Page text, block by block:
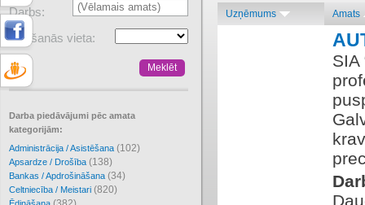
Darbs:
Atrašanās vieta:
Darba piedāvājumi pēc amata
kategorijām:
Administrācija / Asistēšana (102)
Apsardze / Drošība (138)
Bankas / Apdrošināšana (34)
Celtniecība / Meistari (820)
Uzņēmums Amats
SIA